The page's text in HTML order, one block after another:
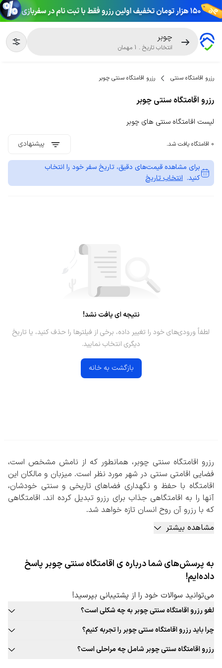
چوبر
انتخاب تاریخ .
1 مهمان
رزرو اقامتگاه سنتی رزرو اقامتگاه سنتی چوبر
رزرو اقامتگاه سنتی چوبر
لیست اقامتگاه سنتی های چوبر
0 اقامتگاه یافت شد. پیشنهادی
برای مشاهده قیمت‌های دقیق، تاریخ سفر خود را انتخاب
کنید. انتخاب تاریخ
نتیجه ای یافت نشد!
لطفاً ورودی‌های خود را تغییر داده، برخی از فیلترها را حذف کنید، یا تاریخ
دیگری انتخاب نمایید.
بازگشت به خانه
رزرو اقامتگاه سنتی چوبر، همانطور که از نامش مشخص است،
فضایی اقامتی سنتی در شهر مورد نظر است. میزبان و مالکان این
اقامتگاه با حفظ و نگهداری فضاهای تاریخی و سنتی خودشان،
آنها را به اقامتگاهی جذاب برای رزرو تبدیل کرده اند. اقامتگاهی
که با رزرو آن روح انسان تازه خواهد شد.
این اقامتگاه های سنتی به طور معمول در شهرهای باستانی و
تاریخی ایران بیشتر یافت می شوند.
فراهم شده است. علاوه بر این موضوع، اقامتگاه‌های سنتی معمولا
فضای بیشتر و بزرگتری را نسبت به اتاق‌های یک هتل زنجیره‌ای
در اختیار شما مهمان قرار خواهند داد. این امر می‌تواند برای
افرادی که تمایل دارند تا به صورت خانوادگی یا با تعداد بالا سفر
کنند، بسیار مطلوب واقع شود.
رزرو اقامتگاه سنتی چوبر، هم یکی از همین تجربه های اصیل و
ناب است. شهر مذکور به دلیل پیشینه تاریخی خود فضاهایی
رزرو اقامتگاه سنتی چوبر به صورت آنلاین
مشاهده بیشتر
به پرسش‌های شما درباره ی اقامتگاه سنتی چوبر پاسخ
داده‌ایم!
می‌توانید سوالات خود را از پشتیبانی بپرسید!
لغو رزرو اقامتگاه سنتی چوبر به چه شکلی است؟
قوانین لغو رزرو اقامتگاه سنتی این شهر به صورت ثابت برای تمامی اقامتگاه
سنتی قابل ارائه نیست. حتما در زمان رزرو اقامتگاه سنتی مورد نظر خود به
قوانین لغو توجه کنید.
چرا باید رزرو اقامتگاه سنتی چوبر را تجربه کنیم؟
بافت سنتی و جذاب این شهر، غذاهای محلی و بومی جذاب، فرهنگ غنی،
تجربه‌های جذاب و به یادماندنی اقامت در اقامتگاه سنتی این شهر و …
رزرو اقامتگاه سنتی چوبر شامل چه مراحلی است؟